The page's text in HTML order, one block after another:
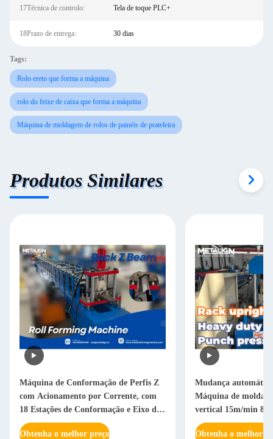
17Técnica de controlo: Tela de toque PLC+
18Prazo de entrega: 30 dias
Tags:
Rolo ereto que forma a máquina
rolo do feixe de caixa que forma a máquina
Máquina de moldagem de rolos de painéis de prateleira
Produtos Similares
Máquina de Conformação de Perfis Z
com Acionamento por Corrente, com
18 Estações de Conformação e Eixo de
70mm de Diâmetro
Obtenha o melhor preço
Mudança
Máquina de
vertical 15m/min
eixo
Obtenha o melhor